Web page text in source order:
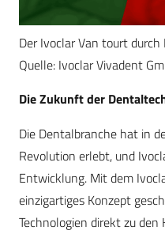
Der Ivoclar Van tourt
Quelle: Ivoclar Vivadent
Die Zukunft der
Die Dentalbranche hat in
Revolution erlebt, und
Entwicklung. Mit dem
einzigartiges Konzept
Technologien direkt zu